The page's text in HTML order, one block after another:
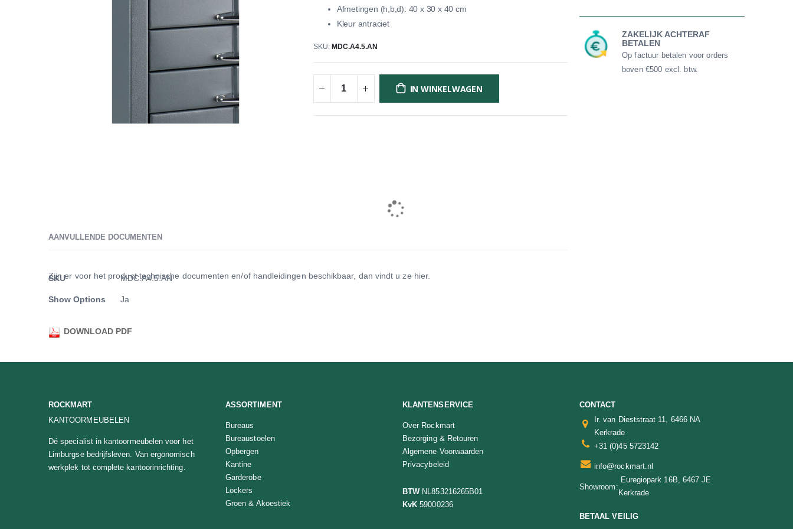
het
begin
de
Afmetingen (h,b,d): 40 x 30 x 40 cm
Kleur antraciet
SKU MDC.A4.5.AN
IN WINKELWAGEN
Meer
SKU MDC.A4.5.AN
Show Options Ja
AANVULLENDE DOCUMENTEN
Zijn er voor het product technische documenten en/of handleidingen beschikbaar, dan vindt u ze hier.
DOWNLOAD PDF
ZAKELIJK ACHTERAF
BETALEN
Op factuur betalen voor orders
boven €500 excl. btw.
ROCKMART
KANTOORMEUBELEN
Dé specialist in kantoormeubelen voor het
Limburgse bedrijfsleven. Van ergonomisch
werkplek tot complete kantoorinrichting.
ASSORTIMENT
Bureaus
Bureaustoelen
Opbergen
Kantine
Garderobe
Lockers
Groen & Akoestiek
KLANTENSERVICE
Over Rockmart
Bezorging & Retouren
Algemene Voorwaarden
Privacybeleid
BTWNL853216265B01
KvK 59000236
CONTACT
Ir. van Dieststraat 11, 6466 NA
Kerkrade
+31 (0)45 5723142
info@rockmart.nl
Showroom:
Euregiopark 16B, 6467 JE
Kerkrade
BETAAL VEILIG